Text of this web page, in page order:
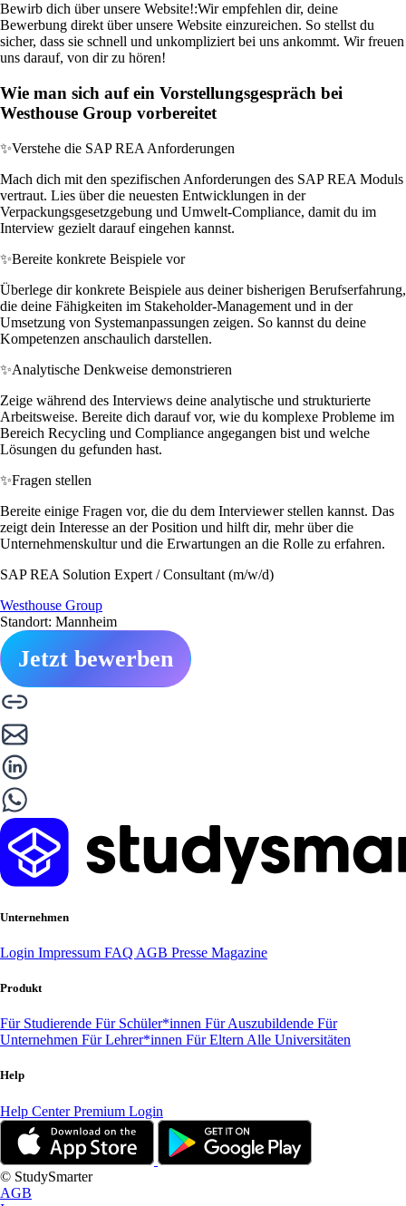
Bewirb dich über unsere Website!:Wir empfehlen dir, deine
Bewerbung direkt über unsere Website einzureichen. So stellst du
sicher, dass sie schnell und unkompliziert bei uns ankommt. Wir freuen
uns darauf, von dir zu hören!
Wie man sich auf ein Vorstellungsgespräch bei
Westhouse Group vorbereitet
✨Verstehe die SAP REA Anforderungen
Mach dich mit den spezifischen Anforderungen des SAP REA Moduls
vertraut. Lies über die neuesten Entwicklungen in der
Verpackungsgesetzgebung und Umwelt-Compliance, damit du im
Interview gezielt darauf eingehen kannst.
✨Bereite konkrete Beispiele vor
Überlege dir konkrete Beispiele aus deiner bisherigen Berufserfahrung,
die deine Fähigkeiten im Stakeholder-Management und in der
Umsetzung von Systemanpassungen zeigen. So kannst du deine
Kompetenzen anschaulich darstellen.
✨Analytische Denkweise demonstrieren
Zeige während des Interviews deine analytische und strukturierte
Arbeitsweise. Bereite dich darauf vor, wie du komplexe Probleme im
Bereich Recycling und Compliance angegangen bist und welche
Lösungen du gefunden hast.
✨Fragen stellen
Bereite einige Fragen vor, die du dem Interviewer stellen kannst. Das
zeigt dein Interesse an der Position und hilft dir, mehr über die
Unternehmenskultur und die Erwartungen an die Rolle zu erfahren.
SAP REA Solution Expert / Consultant (m/w/d)
Westhouse Group
Standort: Mannheim
Jetzt bewerben
Unternehmen
Login Impressum FAQ AGB Presse Magazine
Produkt
Für Studierende Für Schüler*innen Für Auszubildende Für
Unternehmen Für Lehrer*innen Für Eltern Alle Universitäten
Help
Help CenterPremium Login
© StudySmarter
AGB